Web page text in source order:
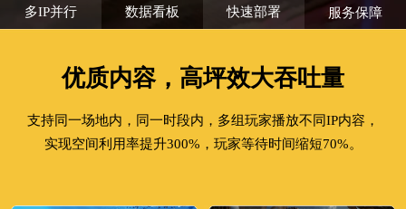
多IP并行 数据看板 快速部署 服务保障
优质内容，高坪效大吞吐量
支持同一场地内，同一时段内，多组玩家播放不同IP内容，
实现空间利用率提升300%，玩家等待时间缩短70%。